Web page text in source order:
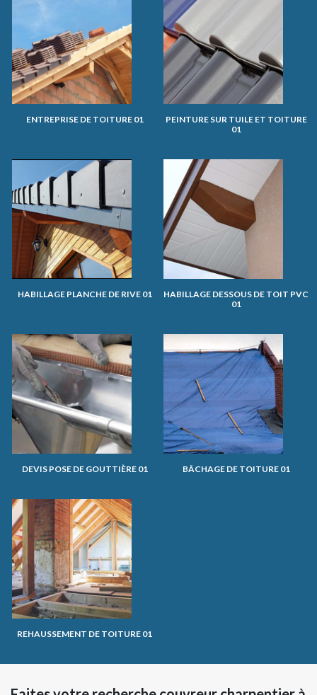
ENTREPRISE DE TOITURE 01
PEINTURE SUR TUILE ET TOITURE
01
HABILLAGE PLANCHE DE RIVE 01
HABILLAGE DESSOUS DE TOIT PVC
01
DEVIS POSE DE GOUTTIÈRE 01 BÂCHAGE DE TOITURE 01
REHAUSSEMENT DE TOITURE 01